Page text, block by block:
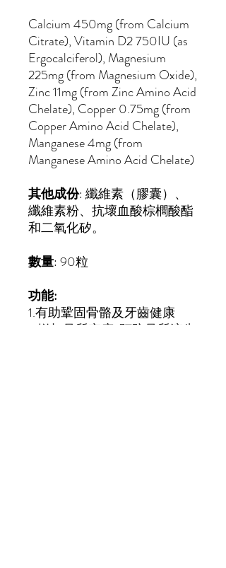
Calcium 450mg (from Calcium
Citrate), Vitamin D2 750IU (as
Ergocalciferol), Magnesium
225mg (from Magnesium Oxide),
Zinc 11mg (from Zinc Amino Acid
Chelate), Copper 0.75mg (from
Copper Amino Acid Chelate),
Manganese 4mg (from
Manganese Amino Acid Chelate)
其他成份: 纖維素（膠囊）、
纖維素粉、抗壞血酸棕櫚酸酯
和二氧化矽。
數量: 90粒
功能:
1.有助鞏固骨骼及牙齒健康
2.增加骨質密度, 預防骨質流失